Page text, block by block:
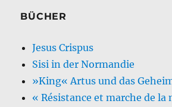
BÜCHER
Jesus Crispus
Sisi in der Normandie
»King« Artus und das
« Résistance et marche de la